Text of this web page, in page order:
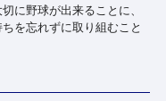
に野球が出来ることに、
を忘れずに取り組むこと